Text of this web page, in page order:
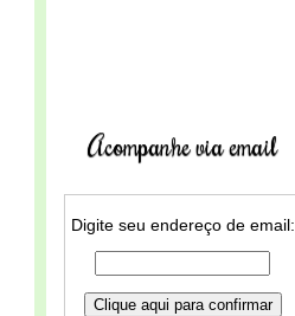
Acompanhe via email
Digite seu endereço de email: